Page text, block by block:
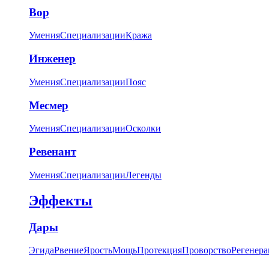
Вор
УменияСпециализацииКража
Инженер
УменияСпециализацииПояс
Месмер
УменияСпециализацииОсколки
Ревенант
УменияСпециализацииЛегенды
Эффекты
Дары
ЭгидаРвениеЯростьМощьПротекцияПроворство